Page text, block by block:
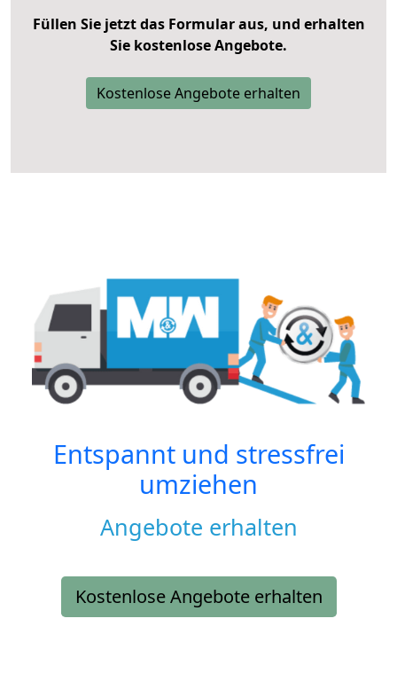
Füllen Sie jetzt das Formular aus, und erhalten
Sie kostenlose Angebote.
Kostenlose Angebote erhalten
Entspannt und stressfrei
umziehen
Angebote erhalten
Kostenlose Angebote erhalten